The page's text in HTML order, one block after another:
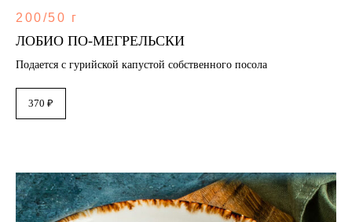
200/50 г
ЛОБИО ПО‐МЕГРЕЛЬСКИ
Подается с гурийской капустой собственного посола
370 ₽